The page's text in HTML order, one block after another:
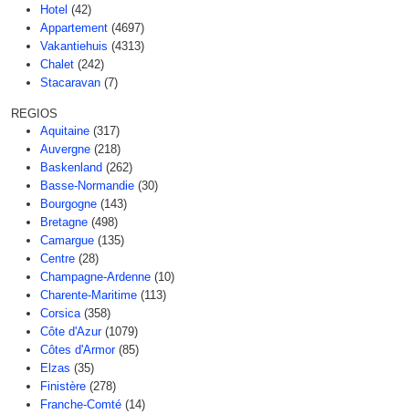
Hotel (42)
Appartement (4697)
Vakantiehuis (4313)
Chalet (242)
Stacaravan (7)
REGIOS
Aquitaine (317)
Auvergne (218)
Baskenland (262)
Basse-Normandie (30)
Bourgogne (143)
Bretagne (498)
Camargue (135)
Centre (28)
Champagne-Ardenne (10)
Charente-Maritime (113)
Corsica (358)
Côte d'Azur (1079)
Côtes d'Armor (85)
Elzas (35)
Finistère (278)
Franche-Comté (14)